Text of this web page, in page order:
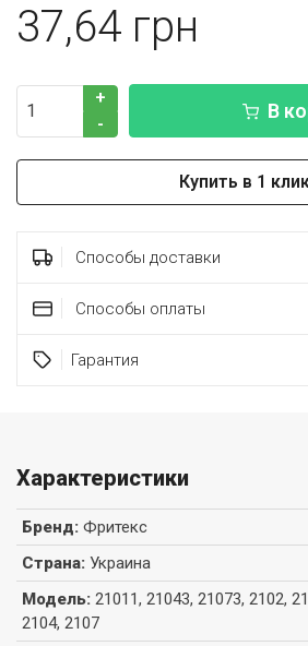
37,64
+
-
В
Купить в 1
Способы доставки
Способы оплаты
Гарантия
Характеристики
Бренд: Фритекс
Страна: Украина
Модель: 21011, 21043, 21073, 2102,
2104, 2107